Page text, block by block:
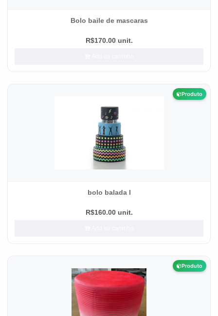
Bolo baile de mascaras
R$170.00 unit.
Produto
bolo balada I
R$160.00 unit.
Produto